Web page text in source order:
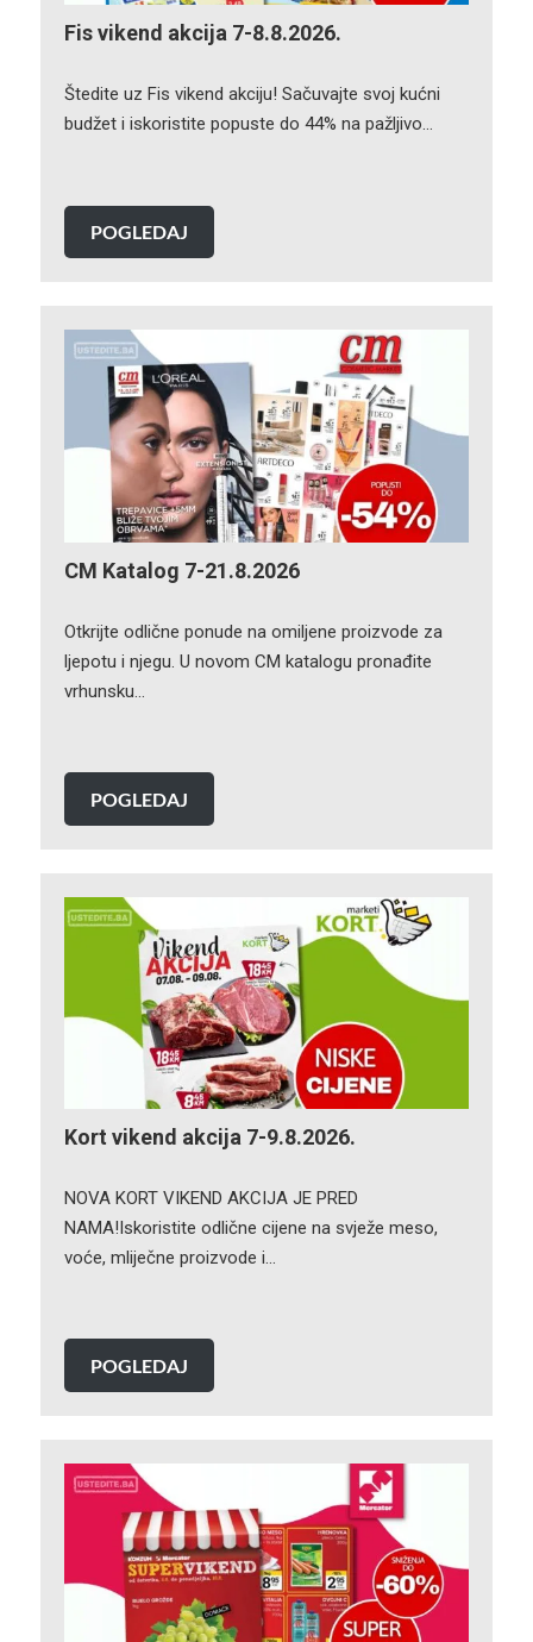
Fis vikend akcija 7-8.8.2026.
Štedite uz Fis vikend akciju! Sačuvajte svoj kućni
budžet i iskoristite popuste do 44% na pažljivo…
POGLEDAJ
CM Katalog 7-21.8.2026
Otkrijte odlične ponude na omiljene proizvode za
ljepotu i njegu. U novom CM katalogu pronađite
vrhunsku…
POGLEDAJ
Kort vikend akcija 7-9.8.2026.
NOVA KORT VIKEND AKCIJA JE PRED
NAMA!Iskoristite odlične cijene na svježe meso,
voće, mliječne proizvode i…
POGLEDAJ